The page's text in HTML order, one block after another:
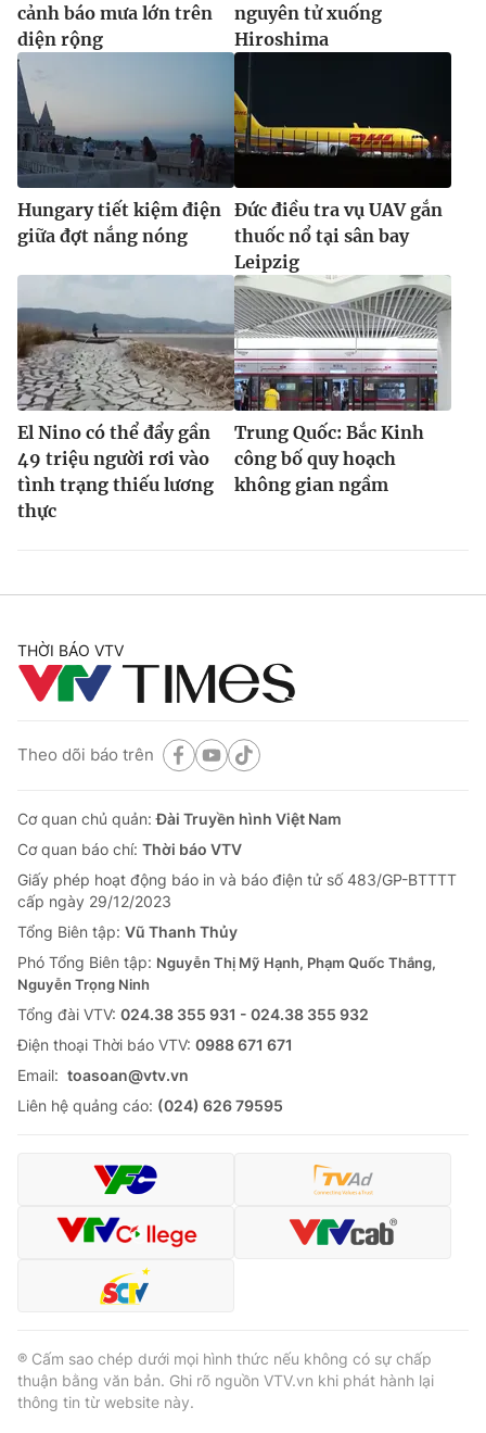
cảnh báo mưa lớn trên
diện rộng
nguyên tử xuống
Hiroshima
Hungary tiết kiệm điện
giữa đợt nắng nóng
Đức điều tra vụ UAV gắn
thuốc nổ tại sân bay
Leipzig
El Nino có thể đẩy gần
49 triệu người rơi vào
tình trạng thiếu lương
thực
Trung Quốc: Bắc Kinh
công bố quy hoạch
không gian ngầm
THỜI BÁO VTV
Theo dõi báo trên
Cơ quan chủ quản:Đài Truyền hình Việt Nam
Cơ quan báo chí: Thời báo VTV
Giấy phép hoạt động báo in và báo điện tử số 483/GP-BTTTT
cấp ngày 29/12/2023
Tổng Biên tập: Vũ Thanh Thủy
Phó Tổng Biên tập: Nguyễn Thị Mỹ Hạnh, Phạm Quốc Thắng,
Nguyễn Trọng Ninh
Tổng đài VTV: 024.38 355 931 - 024.38 355 932
Ðiện thoại Thời báo VTV: 0988 671 671
Email: toasoan@vtv.vn
Liên hệ quảng cáo: (024) 626 79595
® Cấm sao chép dưới mọi hình thức nếu không có sự chấp
thuận bằng văn bản. Ghi rõ nguồn VTV.vn khi phát hành lại
thông tin từ website này.